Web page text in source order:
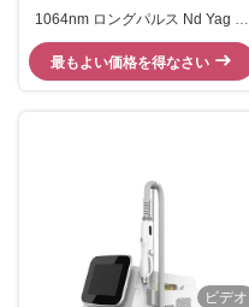
1064nm ロングパルス Nd Yag レ
ーザー マシン 血管除去 永久脱毛
最もよい価格を得なさい
ビデオ